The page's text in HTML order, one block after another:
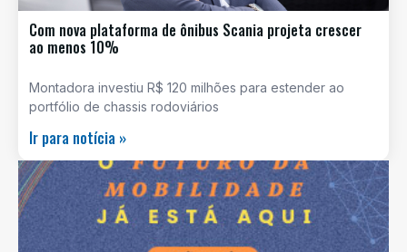
Com nova plataforma de ônibus Scania projeta crescer
ao menos 10%
Montadora investiu R$ 120 milhões para estender ao
portfólio de chassis rodoviários
Ir para notícia »